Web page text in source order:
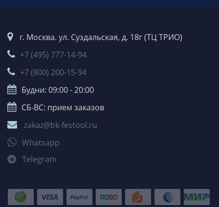
г. Москва. ул. Суздальская, д. 18г (ТЦ ТРИО)
+7 (495) 777-14-94
+7 (800) 200-15-94
Будни: 09:00 - 20:00
СБ-ВС: прием заказов
zakaz@bk-festool.ru
Whatsapp
Telegram